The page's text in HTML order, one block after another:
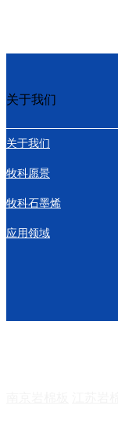
关于我们
关于我们
牧科愿景
牧科石墨烯
应用领域